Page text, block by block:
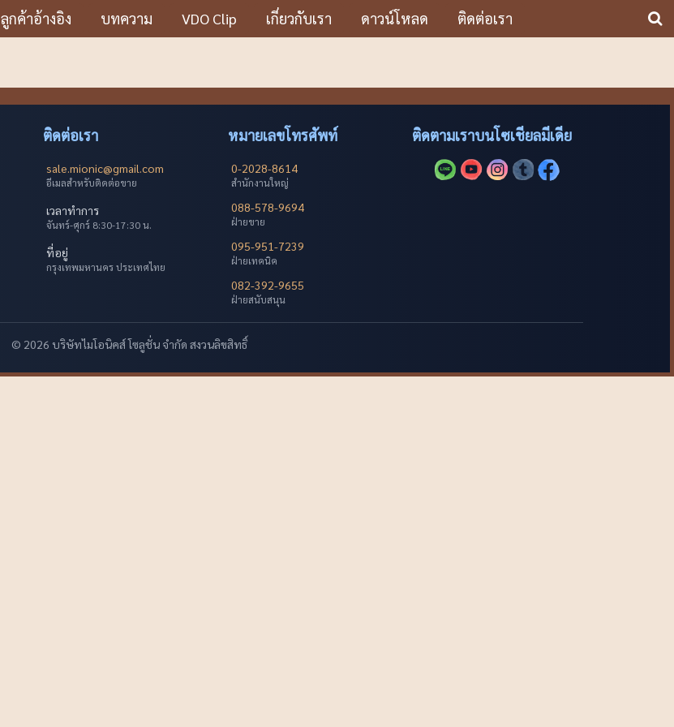
ลูกค้าอ้างอิง บทความ VDO Clip เกี่ยวกับเรา ดาวน์โหลด ติดต่อเรา
ติดต่อเรา
sale.mionic@gmail.com
อีเมลสำหรับติดต่อขาย
เวลาทำการ
จันทร์-ศุกร์ 8:30-17:30 น.
ที่อยู่
กรุงเทพมหานคร ประเทศไทย
หมายเลขโทรศัพท์
0-2028-8614
สำนักงานใหญ่
088-578-9694
ฝ่ายขาย
095-951-7239
ฝ่ายเทคนิค
082-392-9655
ฝ่ายสนับสนุน
ติดตามเราบนโซเชียลมีเดีย
© 2026 บริษัทไมโอนิคส์ โซลูชั่น จำกัด สงวนลิขสิทธิ์